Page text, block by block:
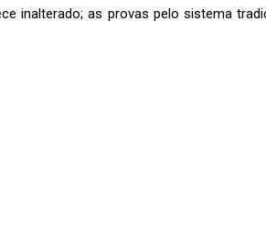
inalterado; as provas pelo sistema